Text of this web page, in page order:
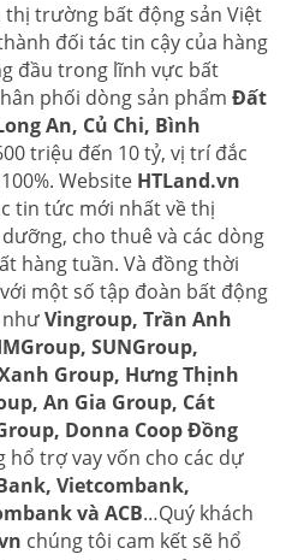
trường bất động sản Việt
đối tác tin cậy của hàng
đầu trong lĩnh vực bất
phối dòng sản phẩm Đất
An, Củ Chi, Bình
triệu đến 10 tỷ, vị trí đắc
Website HTLand.vn
tin tức mới nhất về thị
cho thuê và các dòng
hàng tuần. Và đồng thời
một số tập đoàn bất động
nhưVingroup, Trần Anh
SUNGroup,
Group, Hưng Thịnh
An Gia Group, Cát
Donna Coop Đồng
hổ trợ vay vốn cho các dự
Vietcombank,
và ACB…Quý khách
chúng tôi cam kết sẽ hổ